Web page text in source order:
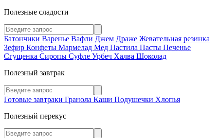
Полезные сладости
Батончики Варенье Вафли Джем Драже Жевательная резинка
Зефир Конфеты Мармелад Мед Пастила Пасты Печенье
Сгущенка Сиропы Суфле Урбеч Халва Шоколад
Полезный завтрак
Готовые завтраки Гранола Каши Подушечки Хлопья
Полезный перекус